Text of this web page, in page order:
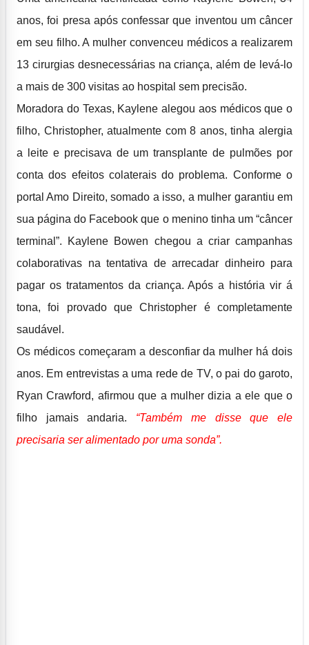
anos, foi presa após confessar que inventou um câncer
em seu filho. A mulher convenceu médicos a realizarem
13 cirurgias desnecessárias na criança, além de levá-lo
a mais de 300 visitas ao hospital sem precisão.
Moradora do Texas, Kaylene alegou aos médicos que o
filho, Christopher, atualmente com 8 anos, tinha alergia
a leite e precisava de um transplante de pulmões por
conta dos efeitos colaterais do problema. Conforme o
portal Amo Direito, somado a isso, a mulher garantiu em
sua página do Facebook que o menino tinha um “câncer
terminal”. Kaylene Bowen chegou a criar campanhas
colaborativas na tentativa de arrecadar dinheiro para
pagar os tratamentos da criança. Após a história vir á
tona, foi provado que Christopher é completamente
saudável.
Os médicos começaram a desconfiar da mulher há dois
anos. Em entrevistas a uma rede de TV, o pai do garoto,
Ryan Crawford, afirmou que a mulher dizia a ele que o
filho jamais andaria. “Também me disse que ele
precisaria ser alimentado por uma sonda”.